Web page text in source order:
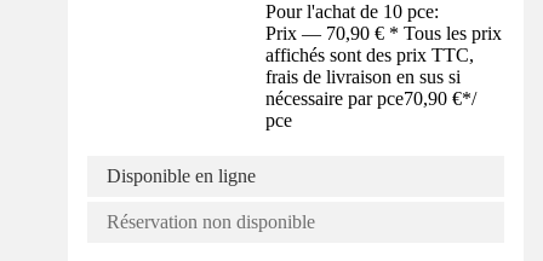
Pour l'achat de 10 pce:
Prix — 70,90 € * Tous les prix
affichés sont des prix TTC,
frais de livraison en sus si
nécessaire par pce70,90 €*/
pce
Disponible en ligne
Réservation non disponible